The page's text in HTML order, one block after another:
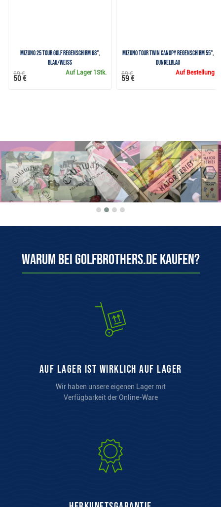
Mizuno 25 Tour Golf Regenschirm 68",
blau/weiss
Auf Lager 1Stk.
69 €
50 €
Mizuno Tour Twin Canopy Regenschirm 55",
dunkelblau
Auf Bestellung
69 €
59 €
Warum bei Golfbrothers.de kaufen?
auf Lager ist wirklich auf Lager
Wir haben unsere eigenen Lager mit
Verfügbarkeit der Online-Ware